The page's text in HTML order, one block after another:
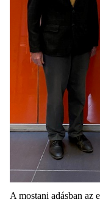
A mostani adásban az